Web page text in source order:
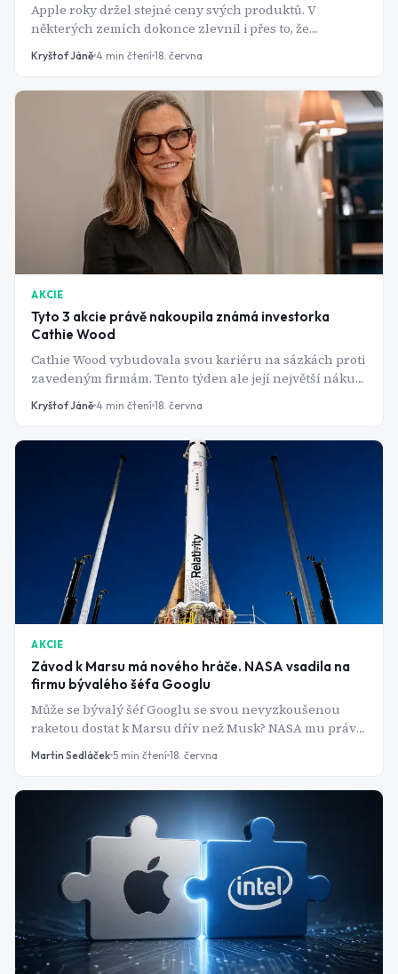
Apple roky držel stejné ceny svých produktů. V
některých zemích dokonce zlevnil i přes to, že
konkurence zdražovala. Teď to vzdává. Ani výrobce
iPhonů nedokáže vstřebat obří nárůst cen pamětí. O
Kryštof Jáně 4 min čtení 18. června
AKCIE
Tyto 3 akcie právě nakoupila známá investorka
Cathie Wood
Cathie Wood vybudovala svou kariéru na sázkách proti
zavedeným firmám. Tento týden ale její největší nákup
zamířil do farmaceutického giganta Eli Lilly. A
financovala ho prodejem akcií, které jí právě
vysokým růstovým potenciálem.
Kryštof Jáně 4 min čtení 18. června
AKCIE
Závod k Marsu má nového hráče. NASA vsadila na
firmu bývalého šéfa Googlu
Může se bývalý šéf Googlu se svou nevyzkoušenou
raketou dostat k Marsu dřív než Musk? NASA mu právě
dala překvapivou šanci to zkusit.
Martin Sedláček 5 min čtení 18. června